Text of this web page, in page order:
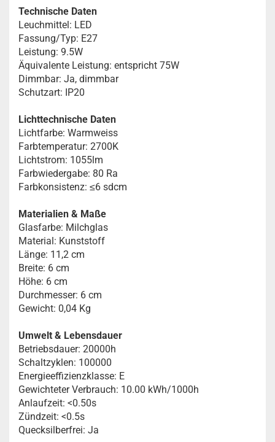
Technische Daten
Leuchmittel: LED
Fassung/Typ: E27
Leistung: 9.5W
Äquivalente Leistung: entspricht 75W
Dimmbar: Ja, dimmbar
Schutzart: IP20
Lichttechnische Daten
Lichtfarbe: Warmweiss
Farbtemperatur: 2700K
Lichtstrom: 1055lm
Farbwiedergabe: 80 Ra
Farbkonsistenz: ≤6 sdcm
Materialien & Maße
Glasfarbe: Milchglas
Material: Kunststoff
Länge: 11,2 cm
Breite: 6 cm
Höhe: 6 cm
Durchmesser: 6 cm
Gewicht: 0,04 Kg
Umwelt & Lebensdauer
Betriebsdauer: 20000h
Schaltzyklen: 100000
Energieeffizienzklasse: E
Gewichteter Verbrauch: 10.00 kWh/1000h
Anlaufzeit: <0.50s
Zündzeit: <0.5s
Quecksilberfrei: Ja